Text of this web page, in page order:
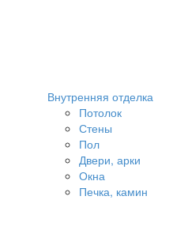
Внутренняя отделка
Потолок
Стены
Пол
Двери, арки
Окна
Печка, камин